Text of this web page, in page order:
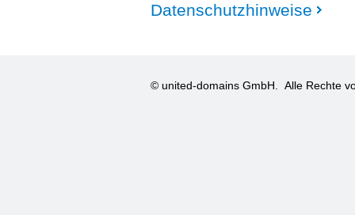
Datenschutzhinweise
© united-domains GmbH. Alle Rechte